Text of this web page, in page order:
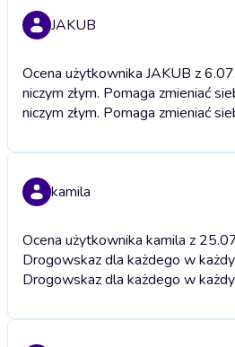
JAKUB
Ocena użytkownika JAKUB z
niczym złym. Pomaga zmieniać
niczym złym. Pomaga zmieniać
kamila
Ocena użytkownika kamila z
Drogowskaz dla każdego w
Drogowskaz dla każdego w